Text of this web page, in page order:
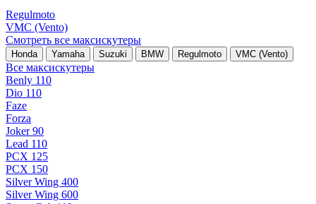
Regulmoto
VMC (Vento)
Смотреть все максискутеры
Honda Yamaha Suzuki BMW Regulmoto VMC (Vento)
Все максискутеры
Benly 110
Dio 110
Faze
Forza
Joker 90
Lead 110
PCX 125
PCX 150
Silver Wing 400
Silver Wing 600